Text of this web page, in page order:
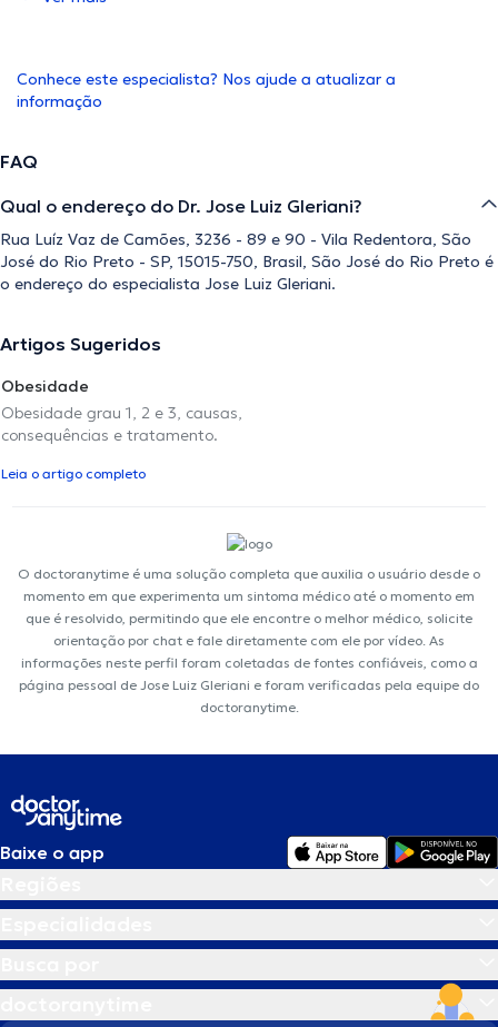
Conhece este especialista? Nos ajude a atualizar a
informação
FAQ
Qual o endereço do Dr. Jose Luiz Gleriani?
Rua Luíz Vaz de Camões, 3236 - 89 e 90 - Vila Redentora, São
José do Rio Preto - SP, 15015-750, Brasil, São José do Rio Preto é
o endereço do especialista Jose Luiz Gleriani.
Artigos Sugeridos
Obesidade
Obesidade grau 1, 2 e 3, causas,
consequências e tratamento.
Leia o artigo completo
O doctoranytime é uma solução completa que auxilia o usuário desde o
momento em que experimenta um sintoma médico até o momento em
que é resolvido, permitindo que ele encontre o melhor médico, solicite
orientação por chat e fale diretamente com ele por vídeo. As
informações neste perfil foram coletadas de fontes confiáveis, como a
página pessoal de Jose Luiz Gleriani e foram verificadas pela equipe do
doctoranytime.
Baixe o app